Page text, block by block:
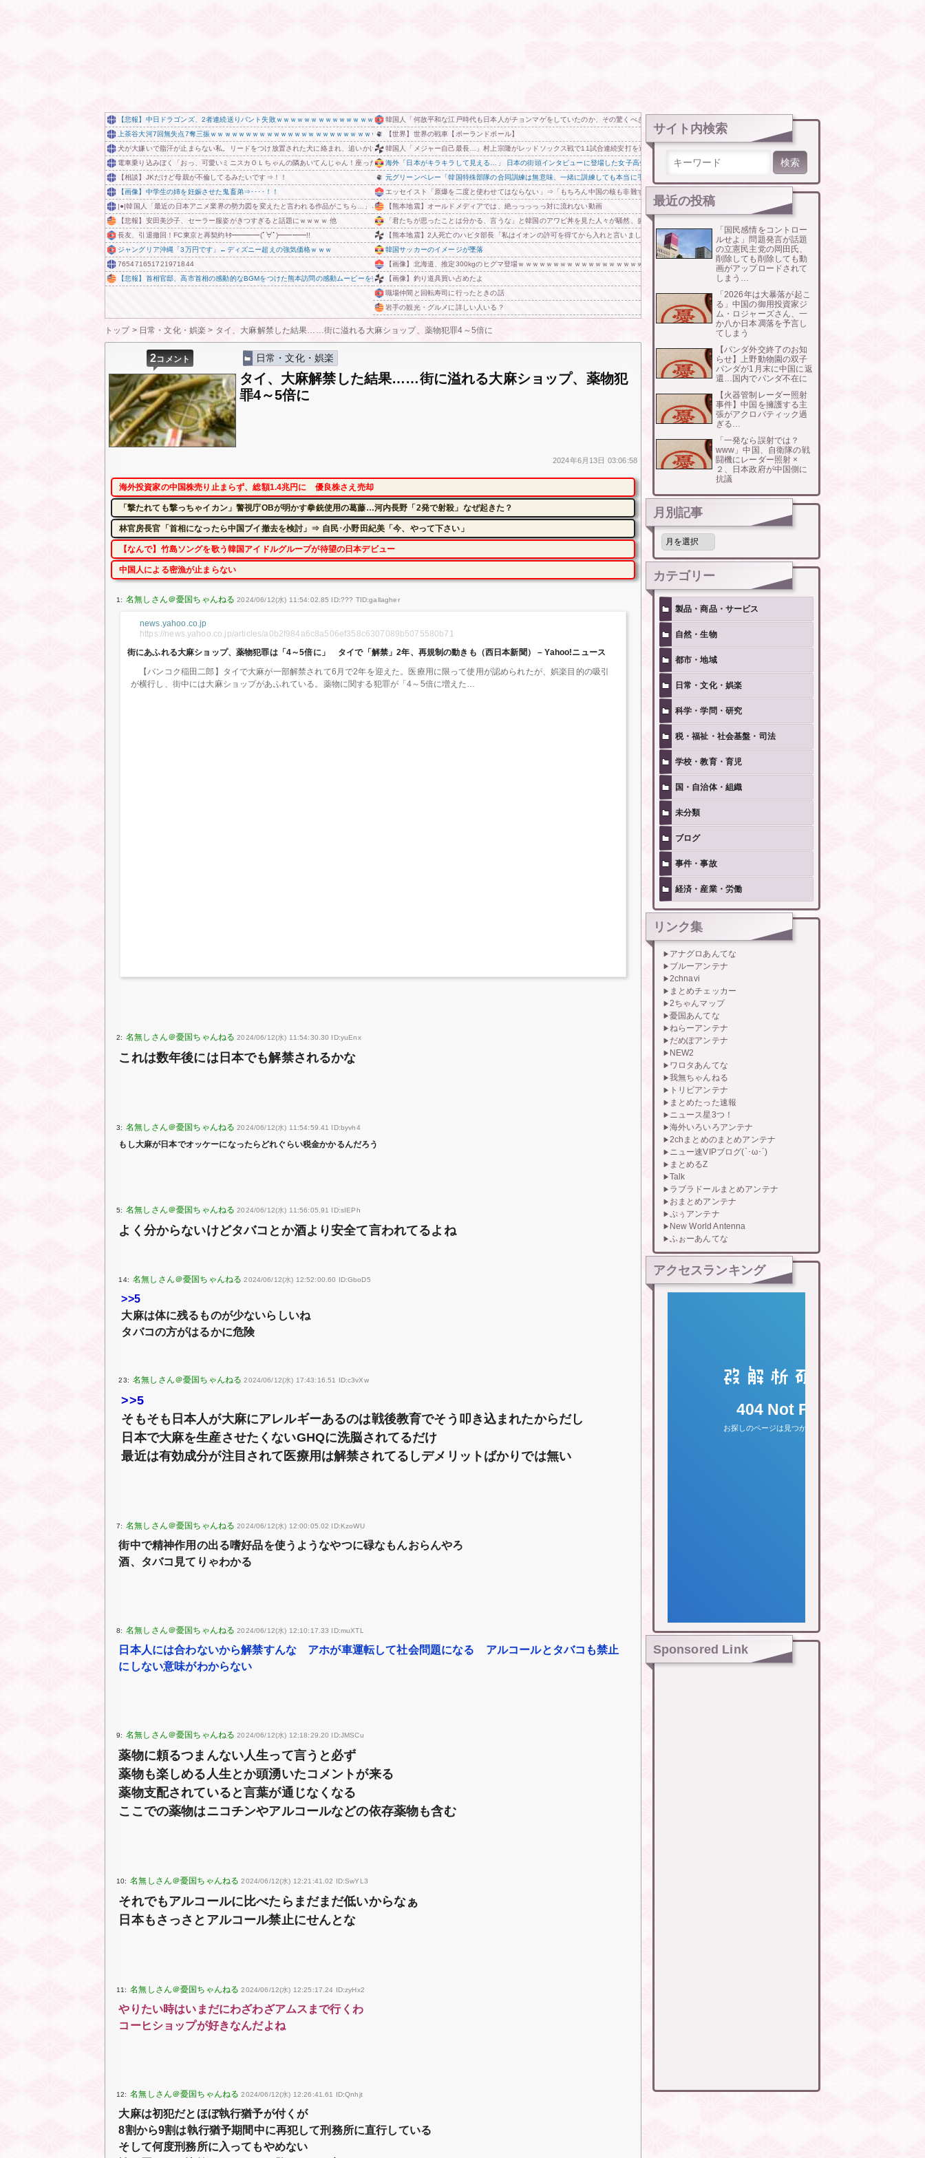
【悲報】中日ドラゴンズ、2者連続送りバント失敗ｗｗｗｗｗｗｗｗｗｗｗｗｗｗｗｗｗｗｗｗｗｗｗｗｗｗｗｗ
上茶谷大河7回無失点7奪三振ｗｗｗｗｗｗｗｗｗｗｗｗｗｗｗｗｗｗｗｗｗｗｗｗ
犬が大嫌いで脂汗が止まらない私。リードをつけ放置された犬に絡まれ、追いかけられた先で『信じられない光景』を目撃→必死で救急車を呼ぶも犬と取り残されて・・・
電車乗り込みぼく「おっ、可愛いミニスカＯＬちゃんの隣あいてんじゃん！座ったろ！」⇒！！
【相談】JKだけど母親が不倫してるみたいです⇒！！
【画像】中学生の姉を妊娠させた鬼畜弟⇒････！！
|●|韓国人「最近の日本アニメ業界の勢力図を変えたと言われる作品がこちら…」→「こういうのが面白い…（ﾌﾞﾙﾌﾞﾙ」＝韓国の反応
【悲報】安田美沙子、セーラー服姿がきつすぎると話題にｗｗｗｗ 他
長友、引退撤回！FC東京と再契約ｷﾀ━━━━(ﾟ∀ﾟ)━━━━!!
ジャングリア沖縄「3万円です」←ディズニー超えの強気価格ｗｗｗ
765471651721971844
【悲報】首相官邸、高市首相の感動的なBGMをつけた熊本訪問の感動ムービーを投稿
韓国人「何故平和な江戸時代も日本人がチョンマゲをしていたのか、その驚くべき理由がこちらです」→「これが当時の社会構造‥」
【世界】世界の戦車【ポーランドボール】
韓国人「メジャー自己最長…」村上宗隆がレッドソックス戦で11試合連続安打を達成、20試合連続出塁も継続
海外「日本がキラキラして見える…」 日本の街頭インタビューに登場した女子高生4人組がエモすぎると話題に
元グリーンベレー「韓国特殊部隊の合同訓練は無意味、一緒に訓練しても本当に手間がかかって足手まとい」＝韓国の反応
エッセイスト「原爆を二度と使わせてはならない」⇒「もちろん中国の核も非難する？」⇒「中国の核は綺麗な核！」
【熊本地震】オールドメディアでは、絶っっっっっ対に流れない動画
「君たちが思ったことは分かる、言うな」と韓国のアワビ丼を見た人々が騒然、盛り付けって大事だということがひと目で理解できてしまう……
【熊本地震】2人死亡のハビタ部長「私はイオンの許可を得てから入れと言いましたが」
韓国サッカーのイメージが墜落
【画像】北海道、推定300kgのヒグマ登場ｗｗｗｗｗｗｗｗｗｗｗｗｗｗｗｗｗｗｗｗ
【画像】釣り道具買い占めたよ
職場仲間と回転寿司に行ったときの話
岩手の観光・グルメに詳しい人いる？
トップ> 日常・文化・娯楽 > タイ、大麻解禁した結果……街に溢れる大麻ショップ、薬物犯罪4～5倍に
2コメント 日常・文化・娯楽
タイ、大麻解禁した結果……街に溢れる大麻ショップ、薬物犯
罪4～5倍に
2024年6月13日 03:06:58
海外投資家の中国株売り止まらず、総額1.4兆円に 優良株さえ売却
「撃たれても撃っちゃイカン」警視庁OBが明かす拳銃使用の葛藤…河内長野「2発で射殺」なぜ起きた？
林官房長官「首相になったら中国ブイ撤去を検討」⇒ 自民･小野田紀美「今、やって下さい」
【なんで】竹島ソングを歌う韓国アイドルグループが待望の日本デビュー
中国人による密漁が止まらない
1: 2024/06/12(水) 11:54:02.85 ID:??? TID:gallagher
news.yahoo.co.jp
https://news.yahoo.co.jp/articles/a0b2f984a6c8a506ef358c6307089b5075580b71
街にあふれる大麻ショップ、薬物犯罪は「4～5倍に」 タイで「解禁」2年、再規制の動きも（西日本新聞） – Yahoo!ニュース
【バンコク稲田二郎】タイで大麻が一部解禁されて6月で2年を迎えた。医療用に限って使用が認められたが、娯楽目的の吸引
が横行し、街中には大麻ショップがあふれている。薬物に関する犯罪が「4～5倍に増えた
2: 2024/06/12(水) 11:54:30.30 ID:yuEnx
これは数年後には日本でも解禁されるかな
3: 2024/06/12(水) 11:54:59.41 ID:byvh4
もし大麻が日本でオッケーになったらどれぐらい税金かかるんだろう
5: 2024/06/12(水) 11:56:05.91 ID:sIEPh
よく分からないけどタバコとか酒より安全て言われてるよね
14: 2024/06/12(水) 12:52:00.60 ID:GboD5
>>5
大麻は体に残るものが少ないらしいね
タバコの方がはるかに危険
23: 2024/06/12(水) 17:43:16.51 ID:c3vXw
>>5
そもそも日本人が大麻にアレルギーあるのは戦後教育でそう叩き込まれたからだし
日本で大麻を生産させたくないGHQに洗脳されてるだけ
最近は有効成分が注目されて医療用は解禁されてるしデメリットばかりでは無い
7: 2024/06/12(水) 12:00:05.02 ID:KzoWU
街中で精神作用の出る嗜好品を使うようなやつに碌なもんおらんやろ
酒、タバコ見てりゃわかる
8: 2024/06/12(水) 12:10:17.33 ID:muXTL
日本人には合わないから解禁すんな アホが車運転して社会問題になる アルコールとタバコも禁止
にしない意味がわからない
9: 2024/06/12(水) 12:18:29.20 ID:JMSCu
薬物に頼るつまんない人生って言うと必ず
薬物も楽しめる人生とか頭湧いたコメントが来る
薬物支配されていると言葉が通じなくなる
ここでの薬物はニコチンやアルコールなどの依存薬物も含む
10: 2024/06/12(水) 12:21:41.02 ID:SwYL3
それでもアルコールに比べたらまだまだ低いからなぁ
日本もさっさとアルコール禁止にせんとな
11: 2024/06/12(水) 12:25:17.24 ID:zyHx2
やりたい時はいまだにわざわざアムスまで行くわ
コーヒショップが好きなんだよね
12: 2024/06/12(水) 12:26:41.61 ID:Qnhjt
大麻は初犯だとほぼ執行猶予が付くが
8割から9割は執行猶予期間中に再犯して刑務所に直行している
そして何度刑務所に入ってもやめない
サイト内検索
最近の投稿
「国民感情をコントロー
ルせよ」問題発言が話題
の立憲民主党の岡田氏、
削除しても削除しても動
画がアップロードされて
しまう…
「2026年は大暴落が起こ
る」中国の御用投資家ジ
ム・ロジャーズさん、一
か八か日本凋落を予言し
てしまう
【パンダ外交終了のお知
らせ】上野動物園の双子
パンダが1月末に中国に返
還…国内でパンダ不在に
【火器管制レーダー照射
事件】中国を擁護する主
張がアクロバティック過
ぎる…
「一発なら誤射では？
www」中国、自衛隊の戦
闘機にレーダー照射 ×
２、日本政府が中国側に
抗議
月別記事
月
記
事
カテゴリー
製品・商品・サービス
自然・生物
都市・地域
日常・文化・娯楽
科学・学問・研究
税・福祉・社会基盤・司法
学校・教育・育児
国・自治体・組織
未分類
ブログ
事件・事故
経済・産業・労働
リンク集
アナグロあんてな
ブルーアンテナ
2chnavi
まとめチェッカー
2ちゃんマップ
憂国あんてな
ねらーアンテナ
だめぽアンテナ
NEW2
ワロタあんてな
我無ちゃんねる
トリビアンテナ
まとめたった速報
ニュース星3つ！
海外いろいろアンテナ
2chまとめのまとめアンテナ
ニュー速VIPブログ(`･ω･´)
まとめるZ
Talk
ラブラドールまとめアンテナ
おまとめアンテナ
ぷぅアンテナ
New World Antenna
ふぉーあんてな
アクセスランキング
Sponsored Link